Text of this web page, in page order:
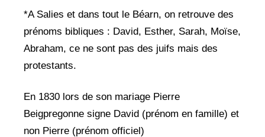
*A Salies et dans tout le Béarn, on retrouve des
prénoms bibliques : David, Esther, Sarah, Moïse,
Abraham, ce ne sont pas des juifs mais des
protestants.
En 1830 lors de son mariage Pierre
Beigpregonne signe David (prénom en famille) et
non Pierre (prénom officiel)